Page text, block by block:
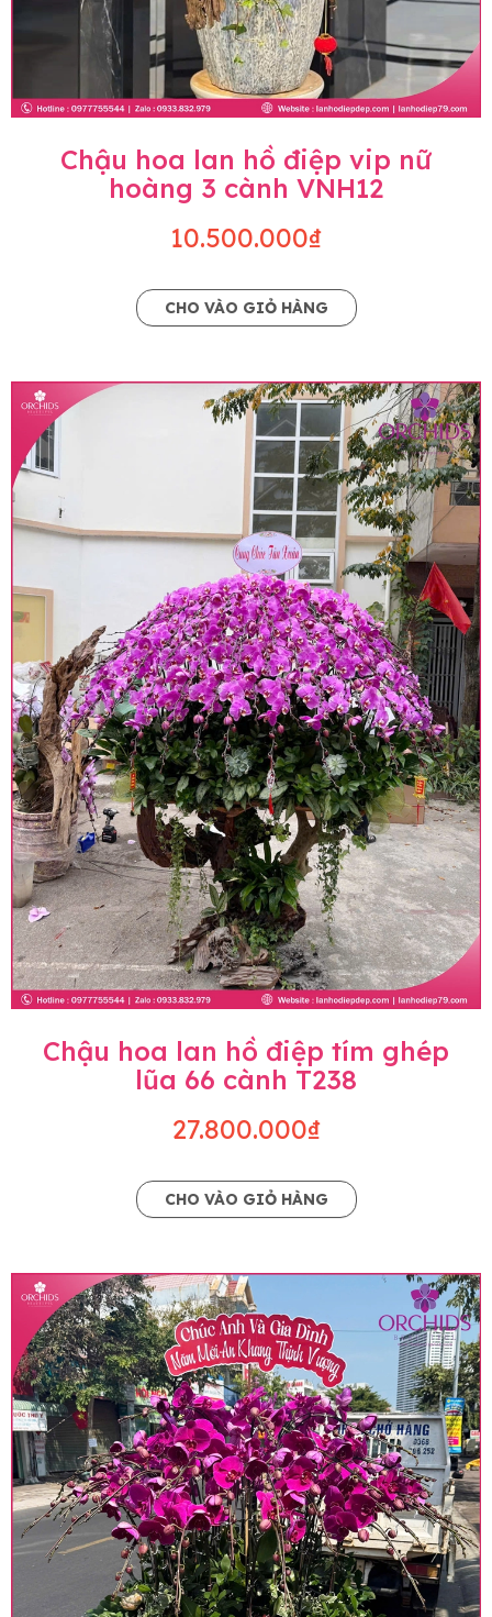
Chậu hoa lan hồ điệp vip nữ
hoàng 3 cành VNH12
10.500.000₫
CHO VÀO GIỎ HÀNG
Chậu hoa lan hồ điệp tím ghép
lũa 66 cành T238
27.800.000₫
CHO VÀO GIỎ HÀNG